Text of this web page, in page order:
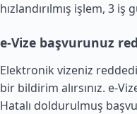
hızlandırılmış işlem, 3
e-Vize başvurunuz
Elektronik vizeniz
bir bildirim alırsınız. e-
Hatalı doldurulmuş